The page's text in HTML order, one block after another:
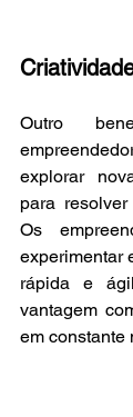
Outro
explorar
para
Os
experimentar
rápida e
vantagem
em constante